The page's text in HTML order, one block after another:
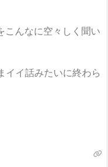
こんなに空々しく聞い
イ話みたいに終わら